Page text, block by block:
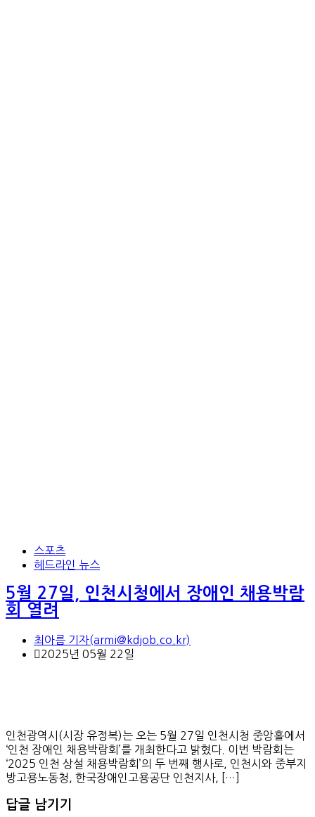
스포츠
헤드라인 뉴스
5월 27일, 인천시청에서 장애인 채용박람
회 열려
최아름 기자(armi@kdjob.co.kr)
2025년 05월 22일
인천광역시(시장 유정복)는 오는 5월 27일 인천시청 중앙홀에서
‘인천 장애인 채용박람회’를 개최한다고 밝혔다. 이번 박람회는
‘2025 인천 상설 채용박람회’의 두 번째 행사로, 인천시와 중부지
방고용노동청, 한국장애인고용공단 인천지사, […]
답글 남기기